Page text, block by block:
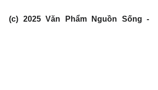
(c) 2025 Văn Phẩm Nguồn Sống -